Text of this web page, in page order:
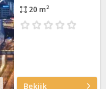
20 m2
Bekijk